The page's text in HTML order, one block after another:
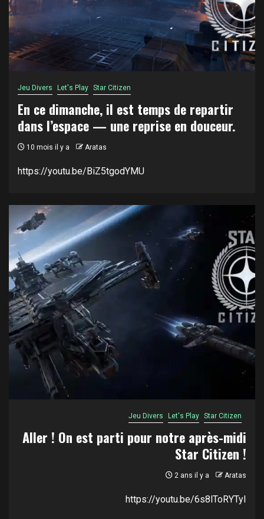
Jeu Divers Let's Play Star Citizen
En ce dimanche, il est temps de repartir
dans l’espace — une reprise en douceur.
10 mois il y a Aratas
https://youtu.be/BiZ5tgodYMU
Jeu Divers Let's Play Star Citizen
Aller ! On est parti pour notre après-midi
Star Citizen !
2 ans il y a Aratas
https://youtu.be/6s8lToRYTyI